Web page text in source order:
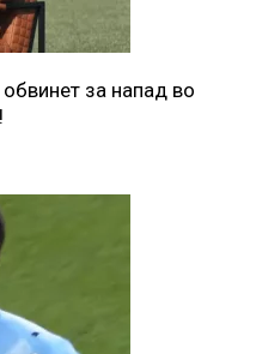
за напад во